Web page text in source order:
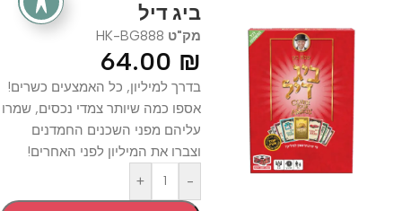
ביג דיל
מק"ט HK-BG888
64.00 ₪
בדרך למיליון, כל האמצעים כשרים!
אספו כמה שיותר צמדי נכסים, שמרו
עליהם מפני השכנים החמדנים
וצברו את המיליון לפני האחרים!
-
+